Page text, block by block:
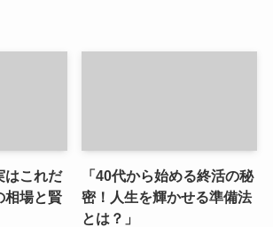
はこれだ
相場と賢
「40代から始める終活の秘
密！人生を輝かせる準備法
とは？」